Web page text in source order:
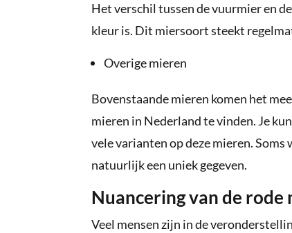
Het verschil tussen de vuurmier en
kleur is. Dit miersoort steekt
Overige mieren
Bovenstaande mieren komen het
mieren in Nederland te vinden. Je
vele varianten op deze mieren.
natuurlijk een uniek gegeven.
Nuancering van de rode
Veel mensen zijn in de